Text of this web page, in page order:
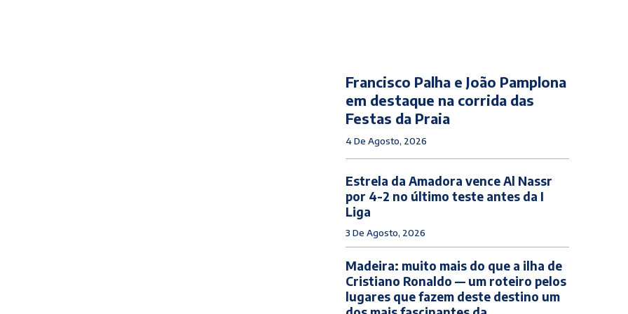
Francisco Palha e João Pamplona
em destaque na corrida das
Festas da Praia
4 De Agosto, 2026
Estrela da Amadora vence Al Nassr
por 4-2 no último teste antes da I
Liga
3 De Agosto, 2026
Madeira: muito mais do que a ilha de
Cristiano Ronaldo — um roteiro pelos
lugares que fazem deste destino um